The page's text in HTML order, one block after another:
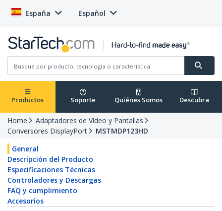
España Español
Productos Soporte Quiénes Somos Descubra
Home
Adaptadores de Vídeo y Pantallas
Conversores DisplayPort
MSTMDP123HD
General
Descripción del Producto
Especificaciones Técnicas
Controladores y Descargas
FAQ y cumplimiento
Accesorios